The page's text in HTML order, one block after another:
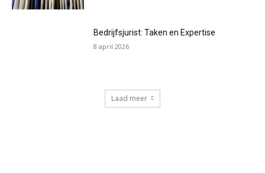
Bedrijfsjurist: Taken en Expertise
8 april 2026
Laad meer